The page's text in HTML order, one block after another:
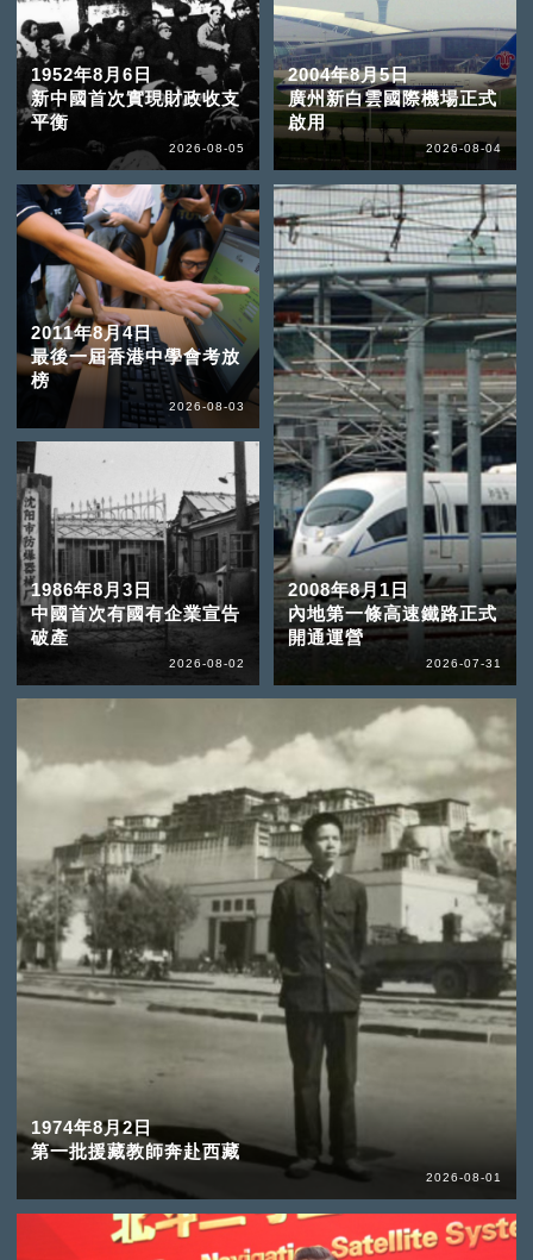
1952年8月6日
新中國首次實現財政收支
平衡
2026-08-05
2004年8月5日
廣州新白雲國際機場正式
啟用
2026-08-04
2011年8月4日
最後一屆香港中學會考放
榜
2026-08-03
1986年8月3日
中國首次有國有企業宣告
破產
2026-08-02
1974年8月2日
第一批援藏教師奔赴西藏
2026-08-01
2008年8月1日
內地第一條高速鐵路正式
開通運營
2026-07-31